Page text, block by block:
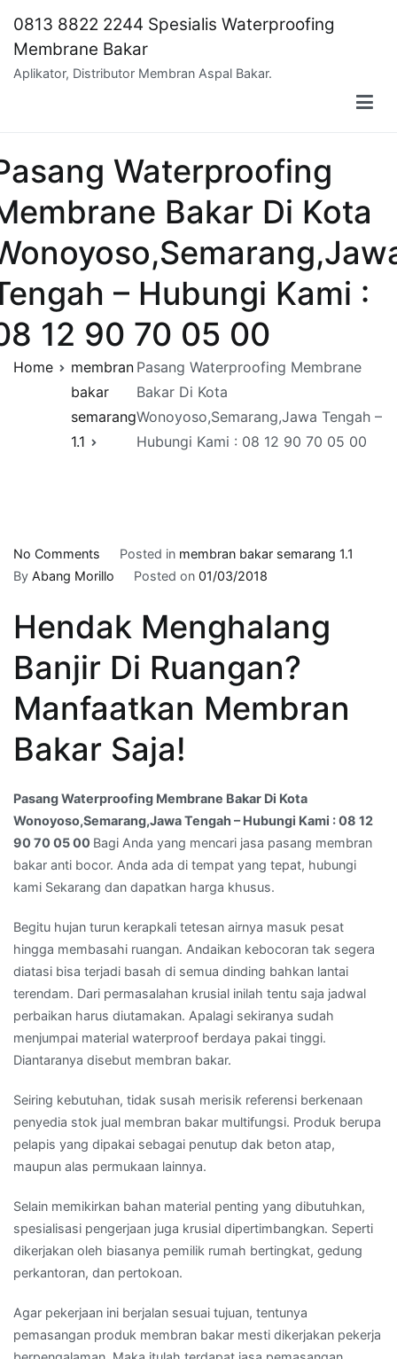
content
0813 8822 2244 Spesialis Waterproofing
Membrane Bakar
Aplikator, Distributor Membran Aspal Bakar.
Waterproofing
Bakar Di Kota
– Hubungi Kami :
12 90 70 05 00
Home
membran
bakar
semarang
1.1
Pasang Waterproofing Membrane
Bakar Di Kota
Wonoyoso,Semarang,Jawa Tengah –
Hubungi Kami : 08 12 90 70 05 00
No Comments
Pasang
Membrane
Bakar
Di
Wonoyoso,Semarang,Jawa
Kami
:
08
12
90
05
00
Posted in membran bakar semarang 1.1
By Abang Morillo Posted on 01/03/2018
Hendak Menghalang
Banjir Di Ruangan?
Manfaatkan Membran
Bakar Saja!
Pasang Waterproofing Membrane Bakar Di Kota
Wonoyoso,Semarang,Jawa Tengah – Hubungi Kami : 08 12
90 70 05 00 Bagi Anda yang mencari jasa pasang membran
bakar anti bocor. Anda ada di tempat yang tepat, hubungi
kami Sekarang dan dapatkan harga khusus.
Begitu hujan turun kerapkali tetesan airnya masuk pesat
hingga membasahi ruangan. Andaikan kebocoran tak segera
diatasi bisa terjadi basah di semua dinding bahkan lantai
terendam. Dari permasalahan krusial inilah tentu saja jadwal
perbaikan harus diutamakan. Apalagi sekiranya sudah
menjumpai material waterproof berdaya pakai tinggi.
Diantaranya disebut membran bakar.
Seiring kebutuhan, tidak susah merisik referensi berkenaan
penyedia stok jual membran bakar multifungsi. Produk berupa
pelapis yang dipakai sebagai penutup dak beton atap,
maupun alas permukaan lainnya.
Selain memikirkan bahan material penting yang dibutuhkan,
spesialisasi pengerjaan juga krusial dipertimbangkan. Seperti
dikerjakan oleh biasanya pemilik rumah bertingkat, gedung
perkantoran, dan pertokoan.
Agar pekerjaan ini berjalan sesuai tujuan, tentunya
pemasangan produk membran bakar mesti dikerjakan pekerja